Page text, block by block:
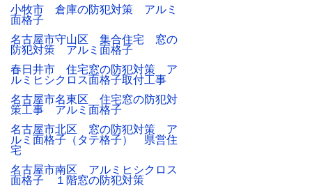
小牧市 倉庫の防犯対策 アルミ
面格子
名古屋市守山区 集合住宅 窓の
防犯対策 アルミ面格子
春日井市 住宅窓の防犯対策 ア
ルミヒシクロス面格子取付工事
名古屋市名東区 住宅窓の防犯対
策工事 アルミ面格子
名古屋市北区 窓の防犯対策 ア
ルミ面格子（タテ格子） 県営住
宅
名古屋市南区 アルミヒシクロス
面格子 １階窓の防犯対策